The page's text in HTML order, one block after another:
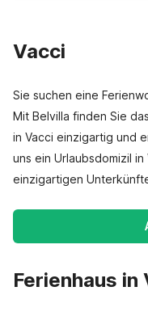
Vacci
Sie suchen eine
Mit Belvilla finden Sie
in Vacci einzigartig und
uns ein Urlaubsdomizil
einzigartigen
Ferienhaus in